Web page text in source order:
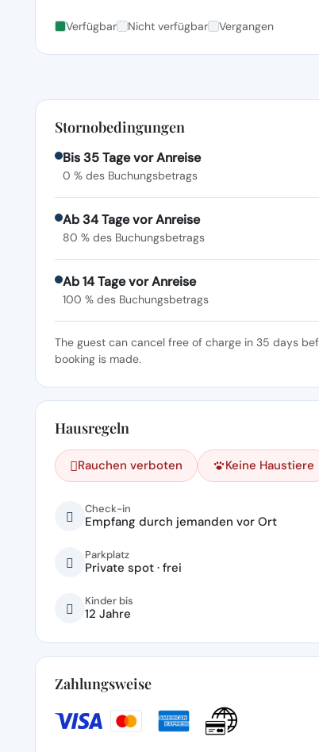
Verfügbar Nicht verfügbar Vergangen
Stornobedingungen
Bis 35 Tage vor Anreise
0 % des Buchungsbetrags
Ab 34 Tage vor Anreise
80 % des Buchungsbetrags
Ab 14 Tage vor Anreise
100 % des Buchungsbetrags
The guest can cancel free of charge in 35 days
booking is made.
Hausregeln
Rauchen verboten Keine Haustiere
Check-in
Empfang durch jemanden vor Ort
Parkplatz
Private spot · frei
Kinder bis
12 Jahre
Zahlungsweise